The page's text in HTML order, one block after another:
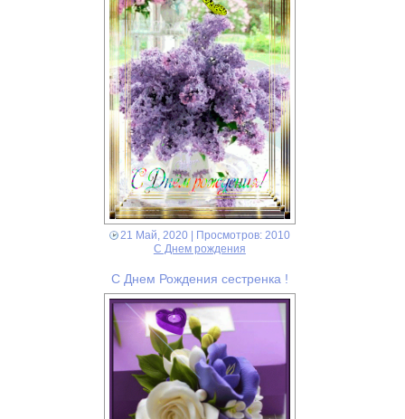
21 Май, 2020| Просмотров: 2010
С Днем рождения
С Днем Рождения сестренка !